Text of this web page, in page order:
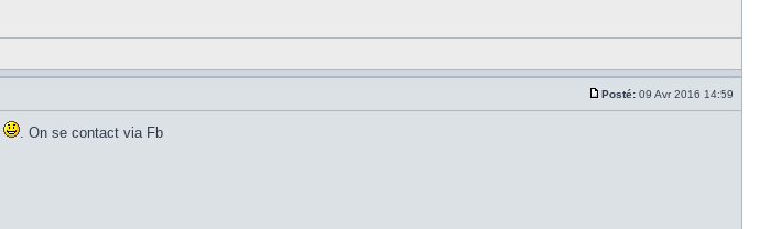
Posté: 09 Avr 2016 14:59
. On se contact via Fb